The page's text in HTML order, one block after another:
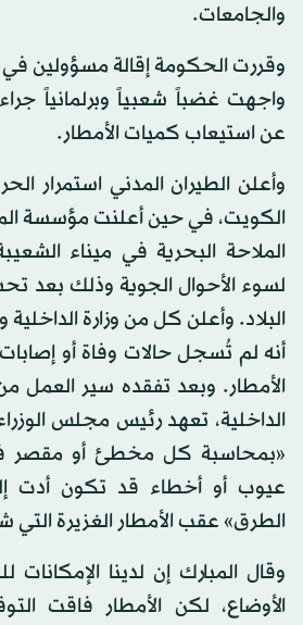
والجامعات.
وقررت الحكومة إقالة مسؤولين في
واجهت غضباً شعبياً وبرلمانياً
عن استيعاب كميات الأمطار.
وأعلن الطيران المدني استمرار
الكويت، في حين أعلنت مؤسسة
الملاحة البحرية في ميناء
لسوء الأحوال الجوية وذلك بعد
البلاد. وأعلن كل من وزارة الداخلية
أنه لم تُسجل حالات وفاة أو
الأمطار. وبعد تفقده سير العمل
الداخلية، تعهد رئيس مجلس
«بمحاسبة كل مخطئ أو مقصر
عيوب أو أخطاء قد تكون أدت
الطرق» عقب الأمطار الغزيرة التي
وقال المبارك إن لدينا
الأوضاع، لكن الأمطار فاقت